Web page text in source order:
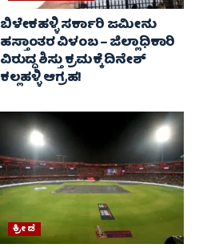
ಬಿಳೇಕಹಳ್ಳಿ ಸರ್ಕಾರಿ ಜಮೀನು
ಹಸ್ತಾಂತರ ವಿಳಂಬ – ಜಿಲ್ಲಾಧಿಕಾರಿ
ವಿರುದ್ಧ ಶಿಸ್ತು ಕ್ರಮಕ್ಕೆ ದಿನೇಶ್
ಕಲ್ಲಹಳ್ಳಿ ಆಗ್ರಹ!
ಕ್ರೀಡೆ